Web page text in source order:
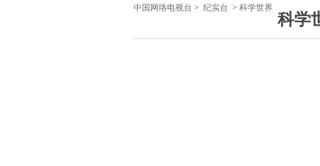
中国网络电视台 > 纪实台 > 科学世界
科学